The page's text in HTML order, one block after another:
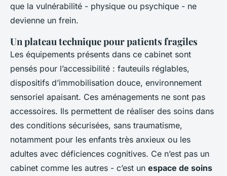
que la vulnérabilité - physique ou psychique - ne
devienne un frein.
Un plateau technique pour patients fragiles
Les équipements présents dans ce cabinet sont
pensés pour l’accessibilité : fauteuils réglables,
dispositifs d’immobilisation douce, environnement
sensoriel apaisant. Ces aménagements ne sont pas
accessoires. Ils permettent de réaliser des soins dans
des conditions sécurisées, sans traumatisme,
notamment pour les enfants très anxieux ou les
adultes avec déficiences cognitives. Ce n’est pas un
cabinet comme les autres - c’est un espace de soins